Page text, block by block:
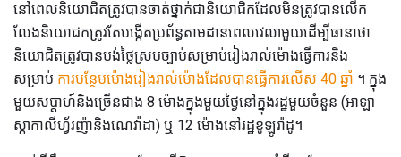
នៅពេលនិយោជិតត្រូវបានចាត់ថ្នាក់ជានិយោជិកដែលមិនត្រូវបានលើក
លែងនិយោជកត្រូវតែបង្កើតប្រព័ន្ធតាមដានពេលវេលាមួយដើម្បីធានាថា
និយោជិតត្រូវបានបង់ថ្លៃស្របច្បាប់សម្រាប់រៀងរាល់ម៉ោងធ្វើការនិង
សម្រាប់ ការបន្ថែមម៉ោងរៀងរាល់ម៉ោងដែលបានធ្វើការលើស 40 ឆ្នាំ ។ ក្នុង
មួយសប្តាហ៍និងច្រើនជាង 8 ម៉ោងក្នុងមួយថ្ងៃនៅក្នុងរដ្ឋមួយចំនួន (អាឡា
ស្កាកាលីហ្វ័រញ៉ានិងណេវ៉ាដា) ឬ 12 ម៉ោងនៅរដ្ឋខូឡូរ៉ាដូ។